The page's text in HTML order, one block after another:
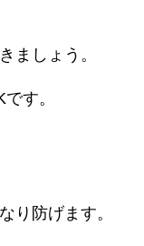
ましょう。
す。
り防げます。